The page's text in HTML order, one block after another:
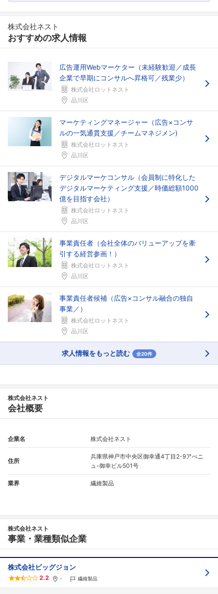
フォローしました
こちらの企業もフォローしませんか？
株式会社ネスト
おすすめの求人情報
広告運用Webマーケター（未経験歓迎／成長
企業で早期にコンサルへ昇格可／残業少）
株式会社ロットネスト
品川区
マーケティングマネージャー（広告×コンサ
ルの一気通貫支援／チームマネジメン)
株式会社ロットネスト
品川区
デジタルマーケコンサル（会員制に特化した
デジタルマーケティング支援／時価総額1000
億を目指す会社）
株式会社ロットネスト
品川区
事業責任者（会社全体のバリューアップを牽
引する経営参画！）
株式会社ロットネスト
品川区
事業責任者候補（広告×コンサル融合の独自
事業／）
株式会社ロットネスト
品川区
求人情報をもっと読む 全20件
株式会社ネスト
会社概要
企業名 株式会社ネスト
住所
兵庫県神戸市中央区御幸通4丁目2-9アべニ
ュ-御幸ビル501号
業界 繊維製品
株式会社ネスト
事業・業種類似企業
株式会社ビッグジョン
2.2 - 繊維製品